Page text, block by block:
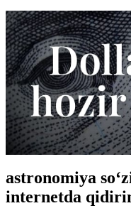
astronomiya
internetda